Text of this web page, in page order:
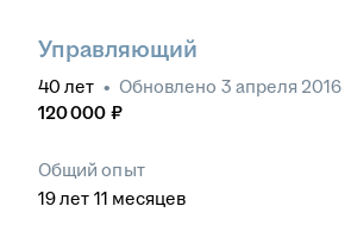
Управляющий
40 лет • Обновлено 3 апреля 2016
120 000 ₽
Общий опыт
19лет 11 месяцев